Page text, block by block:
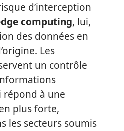
d’interception
computing, lui,
des données en
Les
un contrôle
répond à une
plus forte,
les secteurs soumis